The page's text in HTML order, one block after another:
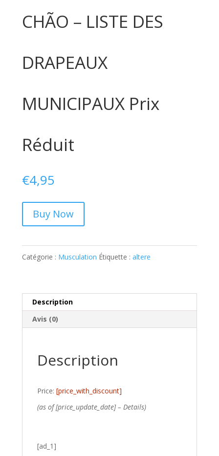
CHÃO – LISTE DES
DRAPEAUX
MUNICIPAUX Prix
Réduit
€4,95
Buy Now
Catégorie : Musculation Étiquette : altere
Description
Avis (0)
Description
Price: [price_with_discount]
(as of [price_update_date] – Details)
[ad_1]